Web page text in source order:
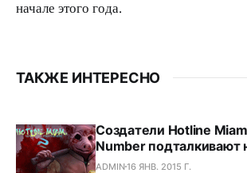
начале этого года.
ТАКЖЕ ИНТЕРЕСНО
Создатели Hotline
Number подталкивают
ADMIN16 ЯНВ. 2015 Г.